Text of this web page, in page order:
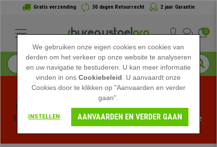
Gratis verzending 30 dagen Retourrecht 2 jaar Garantie
0
Profiteer van de Zomeruitverkoop bij bureaustoelpro!
Exclusieve kortingen voor een beperkte tijd - Bekijk de
We gebruiken onze eigen cookies en cookies van
derden om het verkeer op onze website te analyseren
en uw navigatie te bestuderen. U kan meer informatie
vinden in onsCookiebeleid . U aanvaardt onze
Cookies door te klikken op "Aanvaarden en verder
gaan".
INSTELLEN AANVAARDEN EN VERDER GAAN